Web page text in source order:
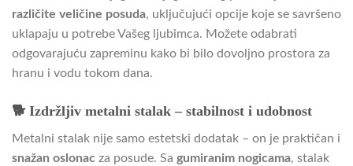
različite veličine posuda, uključujući opcije koje se savršeno
uklapaju u potrebe Vašeg ljubimca. Možete odabrati
odgovarajuću zapreminu kako bi bilo dovoljno prostora za
hranu i vodu tokom dana.
🐕 Izdržljiv metalni stalak – stabilnost i udobnost
Metalni stalak nije samo estetski dodatak – on je praktičan i
snažan oslonac za posude. Sa gumiranim nogicama, stalak